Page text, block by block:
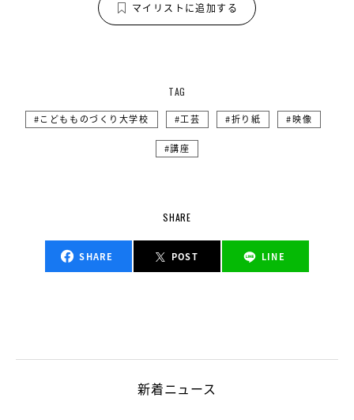
マイリストに追加する
TAG
こどもものづくり大学校 工芸 折り紙 映像
講座
SHARE
SHARE POST LINE
新着ニュース